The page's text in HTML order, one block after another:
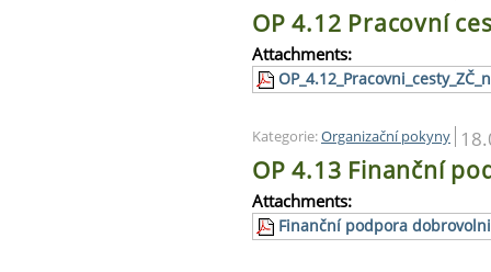
OP 4.12 Pracovní
Attachments:
Kategorie:Organizační pokyny
OP 4.13 Finanční
Attachments:
Finanční podpora